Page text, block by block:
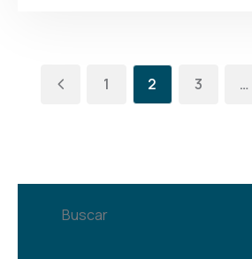
1 2 3 …
Buscar